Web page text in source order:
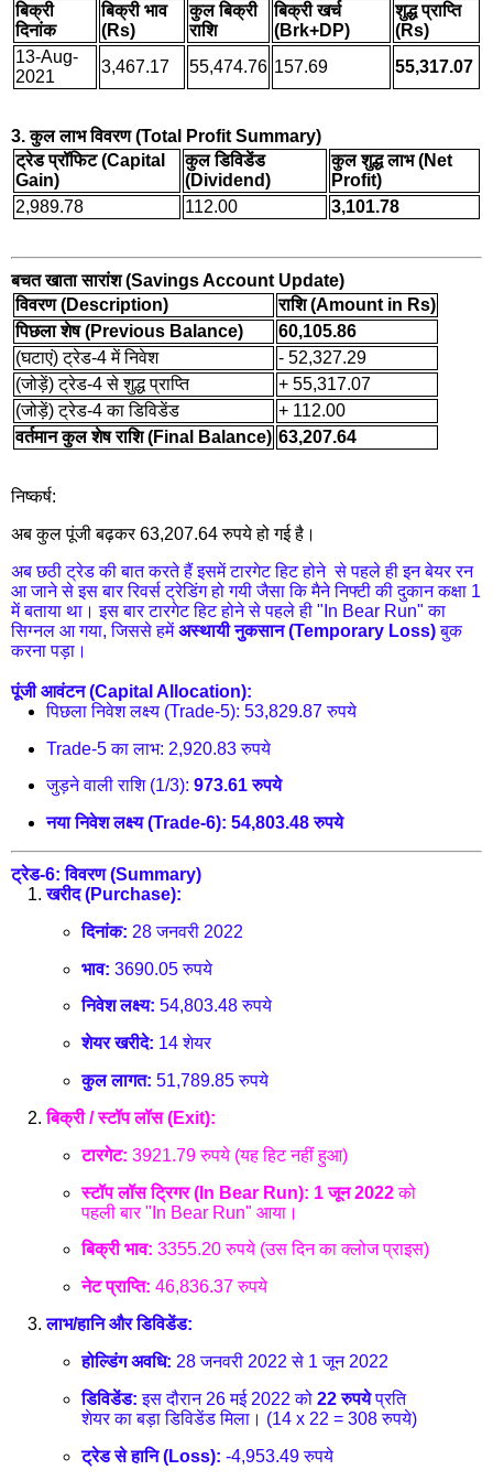
बिक्री
दिनांक
बिक्री भाव
(Rs)
कुल बिक्री
राशि
बिक्री खर्च
(Brk+DP)
शुद्ध प्राप्ति
(Rs)
13-Aug-
2021
3,467.17 55,474.76 157.69 55,317.07
3. कुल लाभ विवरण (Total Profit Summary)
ट्रेड प्रॉफिट (Capital
Gain)
कुल डिविडेंड
(Dividend)
कुल शुद्ध लाभ (Net
Profit)
2,989.78
112.00 3,101.78
बचत खाता सारांश (Savings Account Update)
विवरण (Description)
राशि (Amount in Rs)
पिछला शेष (Previous Balance)
60,105.86
(घटाएं) ट्रेड-4 में निवेश
- 52,327.29
(जोड़ें) ट्रेड-4 से शुद्ध प्राप्ति
+ 55,317.07
(जोड़ें) ट्रेड-4 का डिविडेंड
+ 112.00
वर्तमान कुल शेष राशि (Final Balance) 63,207.64
निष्कर्ष:
अब कुल पूंजी बढ़कर 63,207.64 रुपये हो गई है।
अब छठी ट्रेड की बात करते हैं इसमें टारगेट हिट होने से पहले ही इन बेयर रन
आ जाने से इस बार रिवर्स ट्रेडिंग हो गयी जैसा कि मैने निफ्टी की दुकान कक्षा 1
में बताया था। इस बार टारगेट हिट होने से पहले ही "In Bear Run" का
सिग्नल आ गया, जिससे हमेंअस्थायी नुकसान (Temporary Loss)बुक
करना पड़ा।
पूंजी आवंटन (Capital Allocation):
पिछला निवेश लक्ष्य (Trade-5): 53,829.87 रुपये
Trade-5 का लाभ: 2,920.83 रुपये
जुड़ने वाली राशि (1/3): 973.61 रुपये
नया निवेश लक्ष्य (Trade-6): 54,803.48 रुपये
ट्रेड-6: विवरण (Summary)
खरीद (Purchase):
दिनांक: 28 जनवरी 2022
भाव: 3690.05 रुपये
निवेश लक्ष्य: 54,803.48 रुपये
शेयर खरीदे: 14 शेयर
कुल लागत: 51,789.85 रुपये
बिक्री / स्टॉप लॉस (Exit):
टारगेट: 3921.79 रुपये (यह हिट नहीं हुआ)
स्टॉप लॉस ट्रिगर (In Bear Run): 1 जून 2022को
पहली बार "In Bear Run" आया।
बिक्री भाव: 3355.20 रुपये (उस दिन का क्लोज प्राइस)
नेट प्राप्ति: 46,836.37 रुपये
लाभ/हानि और डिविडेंड:
होल्डिंग अवधि: 28 जनवरी 2022 से 1 जून 2022
डिविडेंड: इस दौरान 26 मई 2022 को 22 रुपयेप्रति
शेयर का बड़ा डिविडेंड मिला। (14 x 22 = 308 रुपये)
ट्रेड से हानि (Loss): -4,953.49 रुपये